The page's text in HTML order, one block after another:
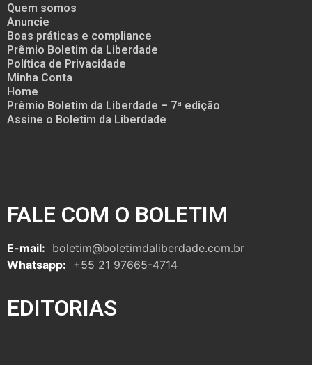
Quem somos
Anuncie
Boas práticas e compliance
Prêmio Boletim da Liberdade
Política de Privacidade
Minha Conta
Home
Prêmio Boletim da Liberdade – 7ª edição
Assine o Boletim da Liberdade
FALE COM O BOLETIM
E-mail: boletim@boletimdaliberdade.com.br
Whatsapp: +55 21 97665-4714
EDITORIAS